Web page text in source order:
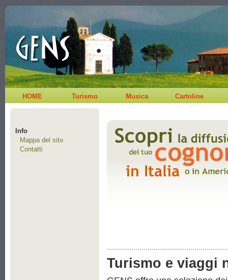
HOME Turismo Musica Cartoline
Info
Mappa del sito
Contatti
Turismo e viaggi